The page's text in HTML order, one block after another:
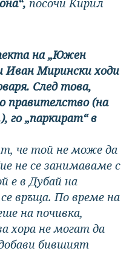
на „Южен
Иван Мирински ходи
След това,
правителство (на
го „паркират“ в
че той не може да
не се занимаваме с
е в Дубай на
връща. По време на
на почивка,
хора не могат да
бившият